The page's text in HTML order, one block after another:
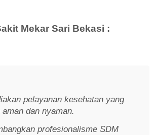
Mekar Sari Bekasi :
pelayanan kesehatan yang
dan nyaman.
profesionalisme SDM